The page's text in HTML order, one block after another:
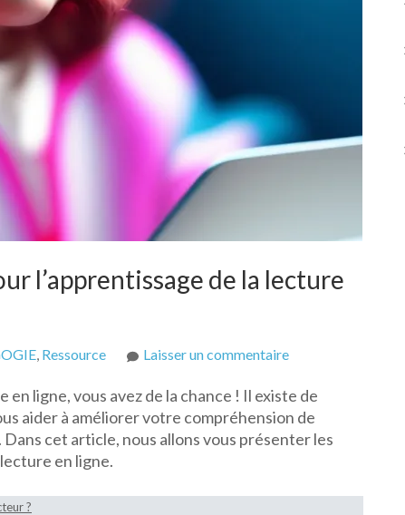
l’apprentissage de la lecture
, Ressource Laisser un commentairesur
meilleurs
outils
et
ligne, vous avez de la chance ! Il existe de
aider à améliorer votre compréhension de
cet article, nous allons vous présenter les
en ligne.
?